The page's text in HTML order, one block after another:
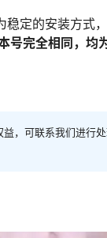
稳定的安装方式
号完全相同，均
，可联系我们进行